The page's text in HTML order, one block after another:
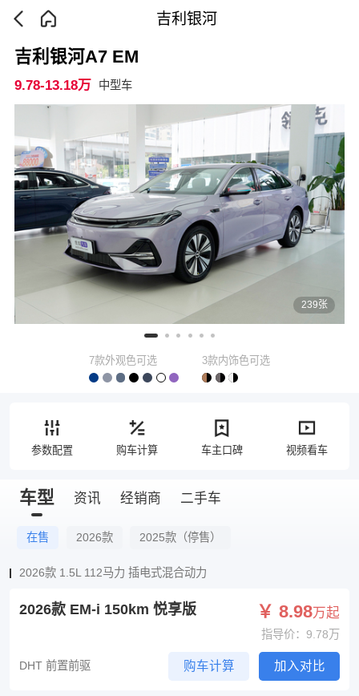
吉利银河
239张
吉利银河A7 EM
9.78-13.18万 中型车
7款外观色可选 3款内饰色可选
参数配置 购车计算 车主口碑 视频看车
车型 资讯 经销商 二手车
在售 2026款 2025款（停售）
2026款 1.5L 112马力 插电式混合动力
2026款 EM-i 150km 悦享版 ￥ 8.98万起
指导价：9.78万
DHT 前置前驱 购车计算 加入对比